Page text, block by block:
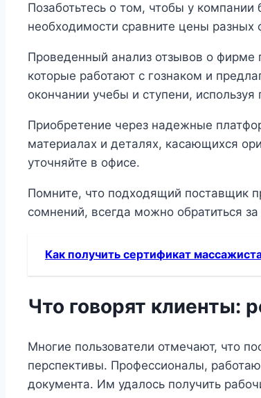
Позаботьтесь о том, чтобы у компании
необходимости сравните цены разных
Проведенный анализ отзывов о фирме
которые работают с гознаком и
окончании учебы и ступени,
Приобретение через надежные
материалах и деталях, касающихся
уточняйте в офисе.
Помните, что подходящий поставщик
сомнений, всегда можно обратиться
Как получить сертификат
Что говорят клиенты:
Многие пользователи отмечают, что
перспективы. Профессионалы,
документа. Им удалось получить